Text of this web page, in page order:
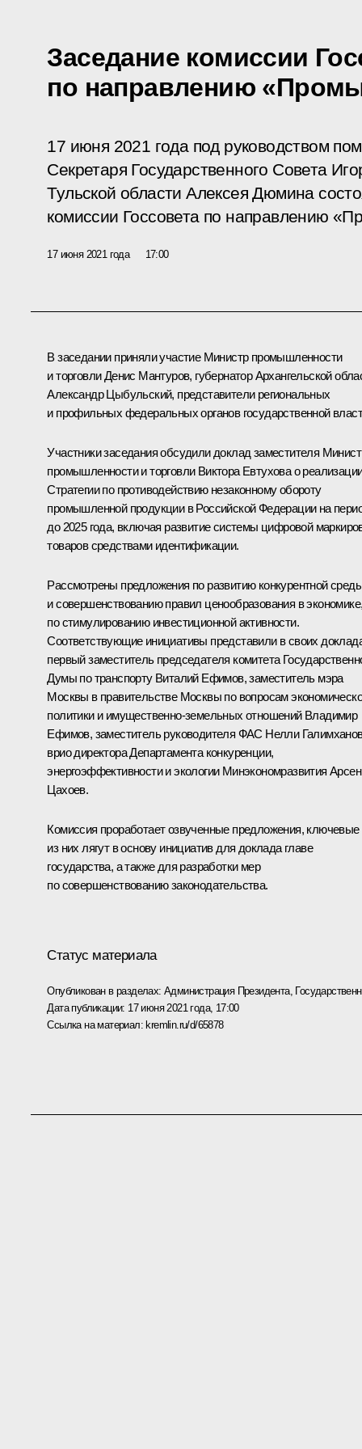
Заседание комиссии
по направлению
17 июня 2021 года под руководством
Секретаря Государственного Совета
Тульской области Алексея Дюмина
комиссии Госсовета по направлению
17 июня 2021 года 17:00
В заседании приняли участие Министр промышленности
и торговлиДенис Мантуров, губернатор Архангельской
Александр Цыбульский, представители региональных
и профильных федеральных органов государственной
Участники заседания обсудили доклад заместителя
промышленности и торговли Виктора Евтухова о
Стратегии по противодействию незаконному обороту
промышленной продукции в Российской Федерации на
до 2025 года, включая развитие системы цифровой
товаров средствами идентификации.
Рассмотрены предложения по развитию конкурентной
и совершенствованию правил ценообразования в
по стимулированию инвестиционной активности.
Соответствующие инициативы представили в своих
первый заместитель председателя комитета
Думы по транспорту Виталий Ефимов, заместитель мэра
Москвы в правительстве Москвы по вопросам
политики и имущественно­-земельных отношений Владимир
Ефимов, заместитель руководителя ФАС Нелли
врио директора Департамента конкуренции,
энергоэффективности и экологии Минэкономразвития Арсен
Цахоев.
Комиссия проработает озвученные предложения, ключевые
из них лягут в основу инициатив для доклада главе
государства, а также для разработки мер
по совершенствованию законодательства.
Статус материала
Опубликован в разделах: Администрация Президента,
Дата публикации: 17 июня 2021 года, 17:00
Ссылка на материал: kremlin.ru/d/65878